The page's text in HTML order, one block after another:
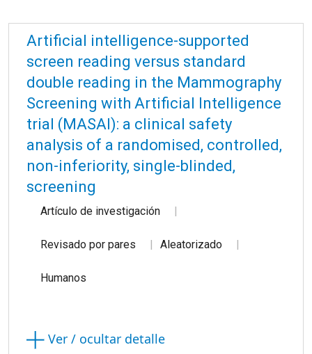
Artificial intelligence-supported
screen reading versus standard
double reading in the Mammography
Screening with Artificial Intelligence
trial (MASAI): a clinical safety
analysis of a randomised, controlled,
non-inferiority, single-blinded,
screening
Artículo de investigación
Revisado por pares Aleatorizado
Humanos
Ver / ocultar detalle